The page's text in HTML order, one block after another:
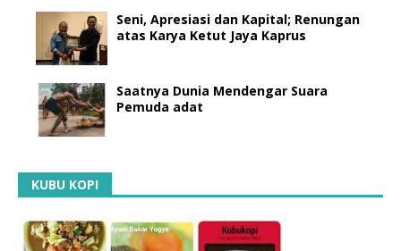
Seni, Apresiasi dan Kapital; Renungan
atas Karya Ketut Jaya Kaprus
Saatnya Dunia Mendengar Suara
Pemuda adat
KUBU KOPI